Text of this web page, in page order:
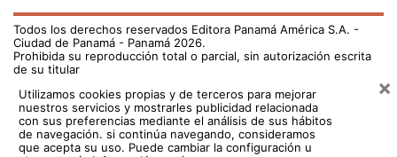
Todos los derechos reservados Editora Panamá América S.A. -
Ciudad de Panamá - Panamá 2026.
Prohibida su reproducción total o parcial, sin autorización escrita
de su titular
Utilizamos cookies propias y de terceros para mejorar
nuestros servicios y mostrarles publicidad relacionada
con sus preferencias mediante el análisis de sus hábitos
de navegación. si continúa navegando, consideramos
que acepta su uso. Puede cambiar la configuración u
×